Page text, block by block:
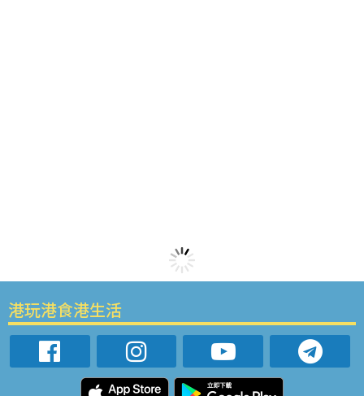
港玩港食港生活